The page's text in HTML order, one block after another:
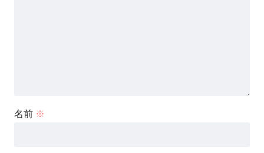
名前 ※